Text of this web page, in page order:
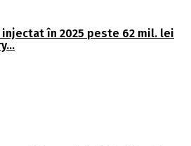
în 2025 peste 62 mil. lei